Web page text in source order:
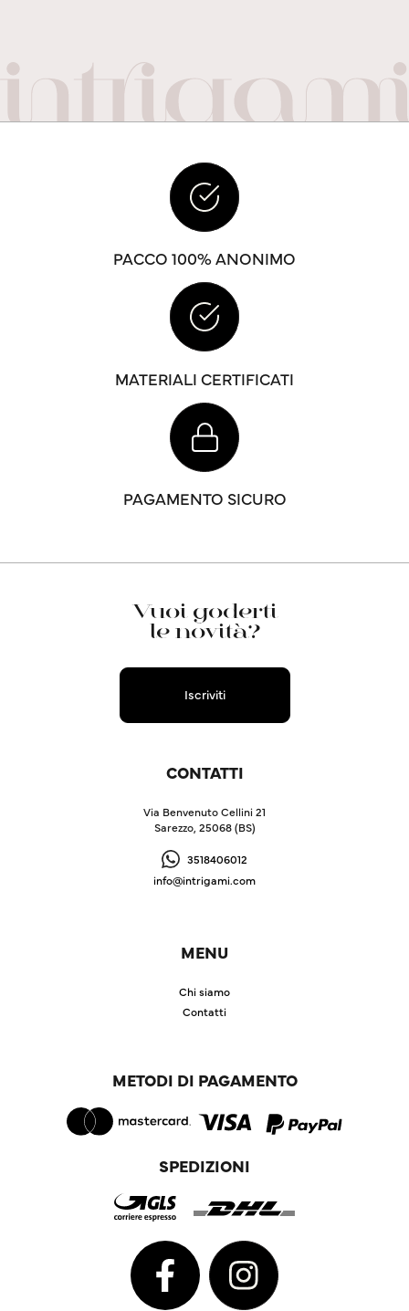
PACCO 100% ANONIMO
MATERIALI CERTIFICATI
PAGAMENTO SICURO
Vuoi goderti
le novità?
Iscriviti
CONTATTI
Via Benvenuto Cellini 21
Sarezzo, 25068 (BS)
3518406012
info@intrigami.com
MENU
Chi siamo
Contatti
METODI DI PAGAMENTO
SPEDIZIONI